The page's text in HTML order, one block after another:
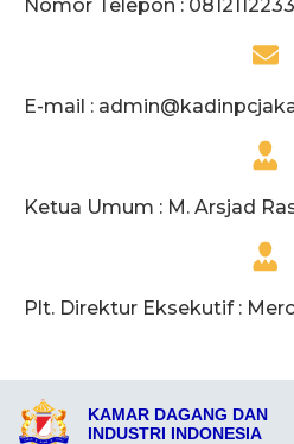
Nomor Telepon :
E-mail :
Ketua Umum : M. Arsjad
Plt. Direktur Eksekutif :
KAMAR DAGANG DAN
INDUSTRI INDONESIA